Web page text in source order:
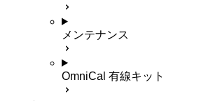
メンテナンス
OmniCal 有線キット